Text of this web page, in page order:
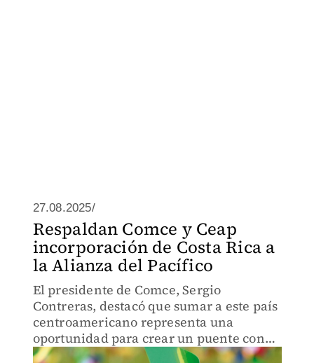
27.08.2025/
Respaldan Comce y Ceap
incorporación de Costa Rica a
la Alianza del Pacífico
El presidente de Comce, Sergio
Contreras, destacó que sumar a este país
centroamericano representa una
oportunidad para crear un puente con
otros países de la región.